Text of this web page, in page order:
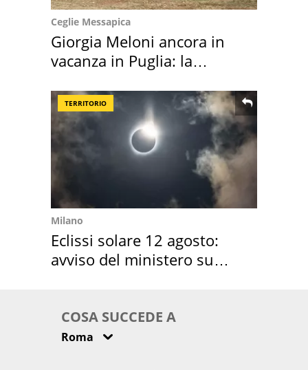
Ceglie Messapica
Giorgia Meloni ancora in
vacanza in Puglia: la
TERRITORIO
Milano
Eclissi solare 12 agosto:
avviso del ministero su